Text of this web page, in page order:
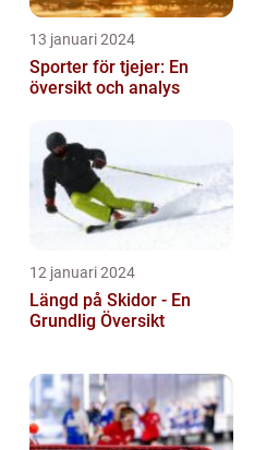
13 januari 2024
Sporter för tjejer: En
översikt och analys
12 januari 2024
Längd på Skidor - En
Grundlig Översikt